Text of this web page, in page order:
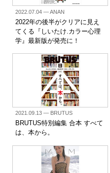
2022.07.04— ANAN
2022年の後半がクリアに見え
てくる『しいたけ.カラー心理
学』最新版が発売に！
2021.09.13— BRUTUS
BRUTUS特別編集 合本 すべて
は、本から。